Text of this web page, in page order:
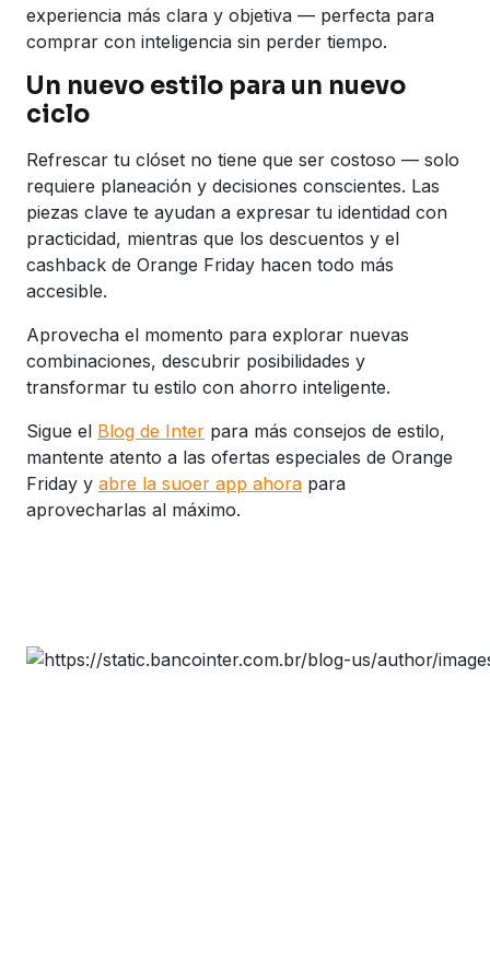
experiencia más clara y objetiva — perfecta para
comprar con inteligencia sin perder tiempo.
Un nuevo estilo para un nuevo
ciclo
Refrescar tu clóset no tiene que ser costoso — solo
requiere planeación y decisiones conscientes. Las
piezas clave te ayudan a expresar tu identidad con
practicidad, mientras que los descuentos y el
cashback de Orange Friday hacen todo más
accesible.
Aprovecha el momento para explorar nuevas
combinaciones, descubrir posibilidades y
transformar tu estilo con ahorro inteligente.
Sigue el Blog de Inter para más consejos de estilo,
mantente atento a las ofertas especiales de Orange
Friday y abre la suoer app ahora para
aprovecharlas al máximo.